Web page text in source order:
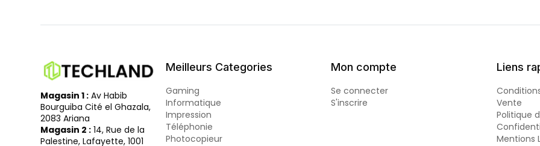
Magasin 1 : Av Habib
Bourguiba Cité el Ghazala,
2083 Ariana
Magasin 2 : 14, Rue de la
Palestine, Lafayette, 1001
Meilleurs Categories
Gaming
Informatique
Impression
Téléphonie
Photocopieur
Mon compte
Se connecter
S'inscrire
Liens
Vente
Politique
Mentions